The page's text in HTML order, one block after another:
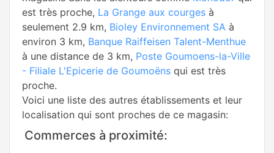
est très proche, La Grange aux courges à
seulement 2.9 km, Bioley Environnement SA à
environ 3 km, Banque Raiffeisen Talent-Menthue
à une distance de 3 km, Poste Goumoens-la-Ville
- Filiale L'Epicerie de Goumoëns qui est très
proche.
Voici une liste des autres établissements et leur
localisation qui sont proches de ce magasin:
Commerces à proximité: